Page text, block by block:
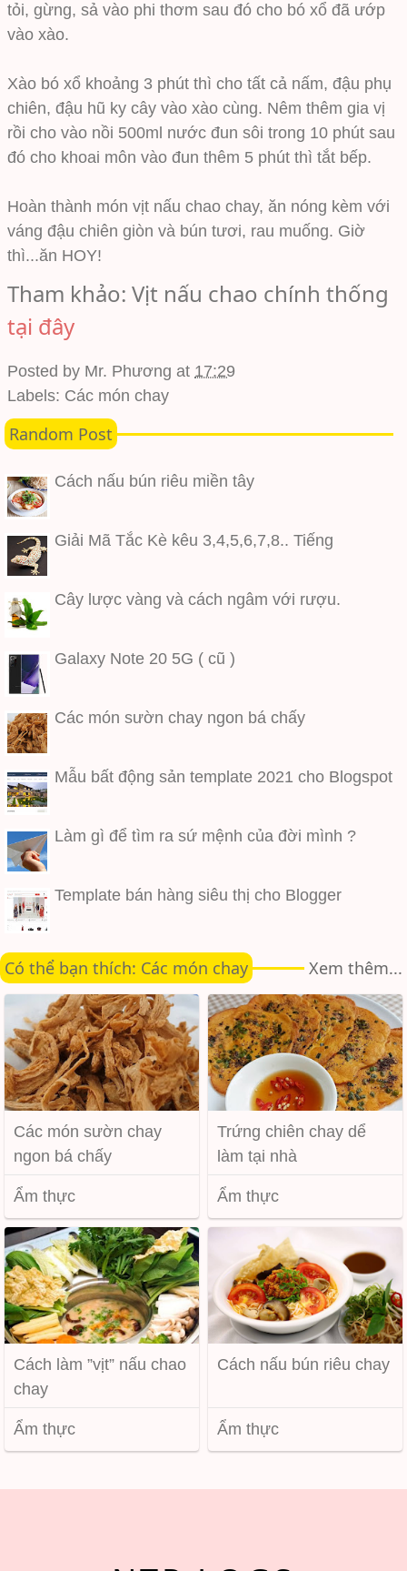
tỏi, gừng, sả vào phi thơm sau đó cho bó xổ đã ướp
vào xào.
Xào bó xổ khoảng 3 phút thì cho tất cả nấm, đậu phụ
chiên, đậu hũ ky cây vào xào cùng. Nêm thêm gia vị
rồi cho vào nồi 500ml nước đun sôi trong 10 phút sau
đó cho khoai môn vào đun thêm 5 phút thì tắt bếp.
Hoàn thành món vịt nấu chao chay, ăn nóng kèm với
váng đậu chiên giòn và bún tươi, rau muống. Giờ
thì...ăn HOY!
Tham khảo: Vịt nấu chao chính thống
tại đây
Posted by Mr. Phương at 17:29
Labels: Các món chay
Random Post
Cách nấu bún riêu miền tây
Giải Mã Tắc Kè kêu 3,4,5,6,7,8.. Tiếng
Cây lược vàng và cách ngâm với rượu.
Galaxy Note 20 5G ( cũ )
Các món sườn chay ngon bá chấy
Mẫu bất động sản template 2021 cho Blogspot
Làm gì để tìm ra sứ mệnh của đời mình ?
Template bán hàng siêu thị cho Blogger
Có thể bạn thích: Các món chay Xem thêm...
Các món sườn chay
ngon bá chấy
Ẩm thực
Trứng chiên chay dể
làm tại nhà
Ẩm thực
Cách làm ”vịt” nấu chao
chay
Ẩm thực
Cách nấu bún riêu chay
Ẩm thực